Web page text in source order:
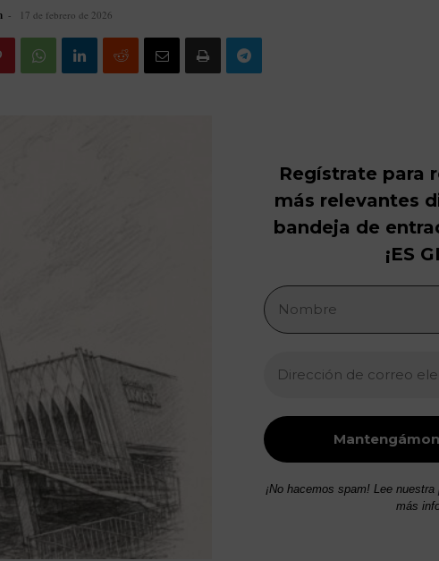
- 17 de febrero de 2026
Regístrate para
más relevantes
bandeja de
¡ES
¡No hacemos spam! Lee nuestra
más